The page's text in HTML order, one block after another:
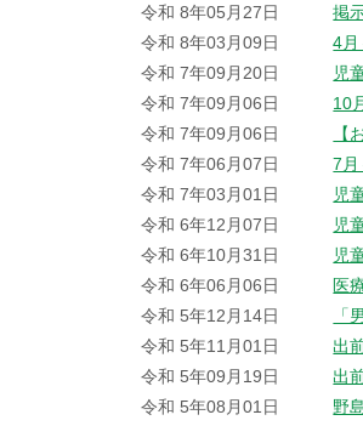
令和 8年05月27日
掲
令和 8年03月09日
4月
令和 7年09月20日
児
令和 7年09月06日
10
令和 7年09月06日
【
令和 7年06月07日
7月
令和 7年03月01日
児
令和 6年12月07日
児
令和 6年10月31日
児
令和 6年06月06日
医
令和 5年12月14日
「
令和 5年11月01日
出
令和 5年09月19日
出
令和 5年08月01日
野